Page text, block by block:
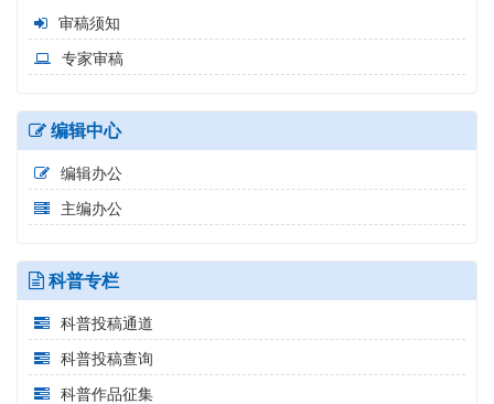
审稿须知
专家审稿
编辑中心
编辑办公
主编办公
科普专栏
科普投稿通道
科普投稿查询
科普作品征集